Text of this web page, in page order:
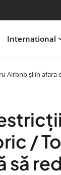
International
Airbnb și în
/